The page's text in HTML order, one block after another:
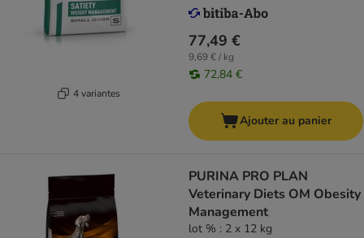
4 variantes
77,49 €
9,69 € / kg
72,84 €
Ajouter au panier
PURINA PRO PLAN
Veterinary Diets OM Obesity
Management
lot % : 2 x 12 kg